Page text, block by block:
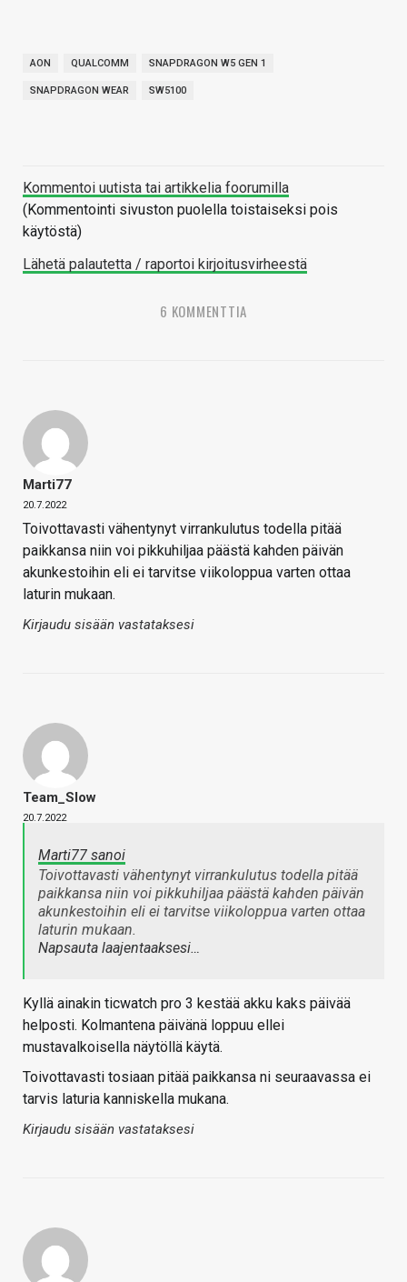
AON QUALCOMM SNAPDRAGON W5 GEN 1
SNAPDRAGON WEAR SW5100
Kommentoi uutista tai artikkelia foorumilla
(Kommentointi sivuston puolella toistaiseksi pois
käytöstä)
Lähetä palautetta / raportoi kirjoitusvirheestä
6 KOMMENTTIA
Marti77
20.7.2022
Toivottavasti vähentynyt virrankulutus todella pitää
paikkansa niin voi pikkuhiljaa päästä kahden päivän
akunkestoihin eli ei tarvitse viikoloppua varten ottaa
laturin mukaan.
Kirjaudu sisään vastataksesi
Team_Slow
20.7.2022
Marti77 sanoi
Toivottavasti vähentynyt virrankulutus todella pitää
paikkansa niin voi pikkuhiljaa päästä kahden päivän
akunkestoihin eli ei tarvitse viikoloppua varten ottaa
laturin mukaan.
Napsauta laajentaaksesi…
Kyllä ainakin ticwatch pro 3 kestää akku kaks päivää
helposti. Kolmantena päivänä loppuu ellei
mustavalkoisella näytöllä käytä.
Toivottavasti tosiaan pitää paikkansa ni seuraavassa ei
tarvis laturia kanniskella mukana.
Kirjaudu sisään vastataksesi